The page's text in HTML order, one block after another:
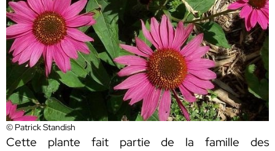
© Patrick Standish
Cette plante fait partie de la famille des